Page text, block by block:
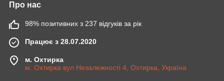
Про нас
98% позитивних з 237 відгуків за рік
Працює з 28.07.2020
м. Охтирка
м. Охтирка вул Незалежності 4, Охтирка, Україна